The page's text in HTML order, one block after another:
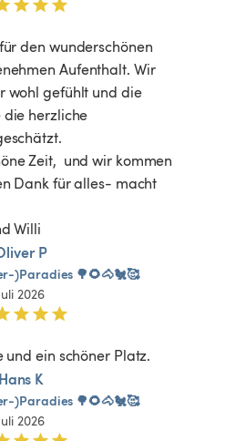
den wunderschönen
Aufenthalt. Wir
wohl gefühlt und die
herzliche
Zeit,  und wir kommen
Dank für alles- macht
Willi
P
)Paradies 🌳🌻🐴🐔🥰
2026
ein schöner Platz.
Hans K
)Paradies 🌳🌻🐴🐔🥰
2026